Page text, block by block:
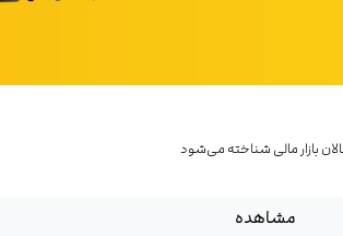
بازار مالی شناخته می‌شود
مشاهده